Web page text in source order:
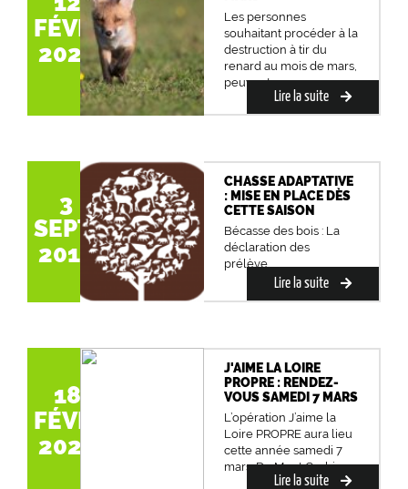
FÉVR.
2020
Les personnes
souhaitant procéder à la
destruction à tir du
renard au mois de mars,
peuvent...
Lire la suite
3
SEPT.
2019
CHASSE ADAPTATIVE
: MISE EN PLACE DÈS
CETTE SAISON
Bécasse des bois : La
déclaration des
prélève...
Lire la suite
18
FÉVR.
2020
J'AIME LA LOIRE
PROPRE : RENDEZ-
VOUS SAMEDI 7 MARS
L’opération J’aime la
Loire PROPRE aura lieu
cette année samedi 7
mars. Du Mont Gerbie...
Lire la suite